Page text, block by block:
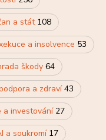
a stát 108
a insolvence 53
škody 64
a zdraví43
a investování 27
a soukromí 17